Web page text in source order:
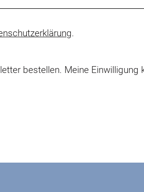
.
bestellen. Meine